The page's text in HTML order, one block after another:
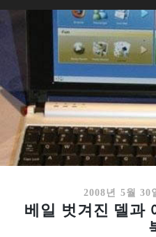
2008년 5월 30
베일 벗겨진 델과